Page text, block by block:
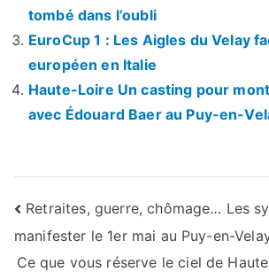
tombé dans l’oubli
EuroCup 1 : Les Aigles du Velay
européen en Italie
Haute-Loire Un casting pour
avec Édouard Baer au Puy-en-
Navigation
de
Retraites, guerre, chômage… Les
manifester le 1er mai au Puy-en-
Ce que vous réserve le ciel de